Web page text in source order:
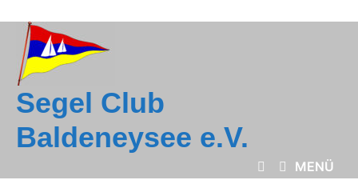
Inhalt
springen
Segel Club
Baldeneysee e.V.
MENÜ